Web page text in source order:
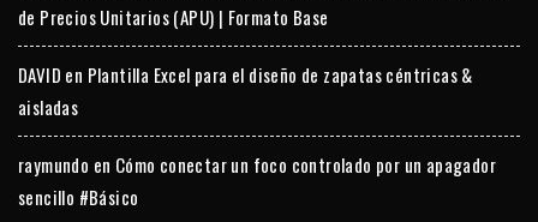
de Precios Unitarios (APU) | Formato Base
DAVID en Plantilla Excel para el diseño de zapatas céntricas &
aisladas
raymundo en Cómo conectar un foco controlado por un apagador
sencillo #Básico